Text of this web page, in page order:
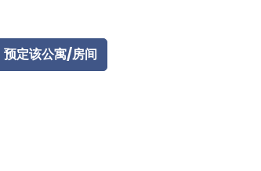
预定该公寓/房间